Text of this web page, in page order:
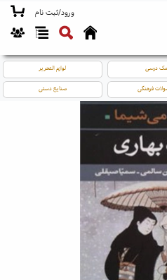
ورود/ثبت نام
درسی لوازم التحریر
فرهنگی صنایع دستی